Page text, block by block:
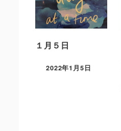
１月５日
2022年1月5日